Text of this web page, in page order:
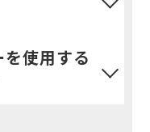
使用する